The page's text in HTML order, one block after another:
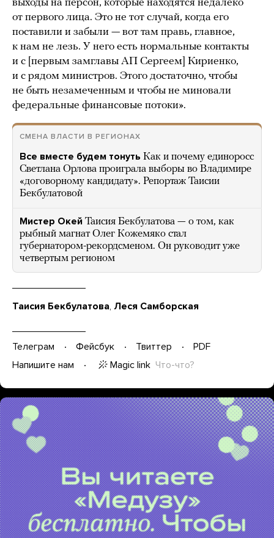
выходы на персон, которые находятся недалеко
от первого лица. Это не тот случай, когда его
поставили и забыли — вот там правь, главное,
к нам не лезь. У него есть нормальные контакты
и с [первым замглавы АП Сергеем] Кириенко,
и с рядом министров. Этого достаточно, чтобы
не быть незамеченным и чтобы не миновали
федеральные финансовые потоки».
СМЕНА ВЛАСТИ В РЕГИОНАХ
Все вместе будем тонуть Как и почему единоросс
Светлана Орлова проиграла выборы во Владимире
«договорному кандидату». Репортаж Таисии
Бекбулатовой
Мистер Окей Таисия Бекбулатова — о том, как
рыбный магнат Олег Кожемяко стал
губернатором-рекордсменом. Он руководит уже
четвертым регионом
Таисия Бекбулатова, Леся Самборская
Телеграм Фейсбук Твиттер
PDF
Напишите нам
Magic link Что-что?